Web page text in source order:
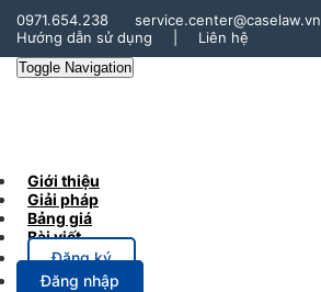
0971.654.238
service.center@caselaw.vn
Hướng dẫn sử dụng
Liên hệ
Toggle Navigation
Giới thiệu
Giải pháp
Bảng giá
Bài viết
Đăng ký
Đăng nhập